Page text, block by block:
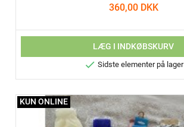
360,00 DKK
LÆG I INDKØBSKURV
 Sidste elementer på lager
KUN ONLINE